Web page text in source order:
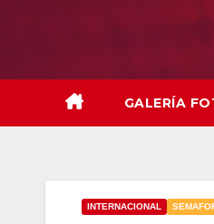
GALERÍA
INTERNACIONAL